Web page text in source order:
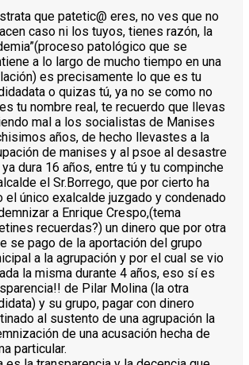
que patetic@ eres, no ves que no
caso ni los tuyos, tienes razón, la
patológico que se
a lo largo de mucho tiempo en una
es precisamente lo que es tu
o quizas tú, ya no se como no
tu nombre real, te recuerdo que llevas
mal a los socialistas de Manises
años, de hecho llevastes a la
de manises y al psoe al desastre
dura 16 años, entre tú y tu compinche
el Sr.Borrego, que por cierto ha
el único exalcalde juzgado y condenado
a Enrique Crespo,(tema
recuerdas?) un dinero que por otra
se pago de la aportación del grupo
a la agrupación y por el cual se vio
la misma durante 4 años, eso sí es
de Pilar Molina (la otra
y su grupo, pagar con dinero
al sustento de una agrupación la
de una acusación hecha de
particular.